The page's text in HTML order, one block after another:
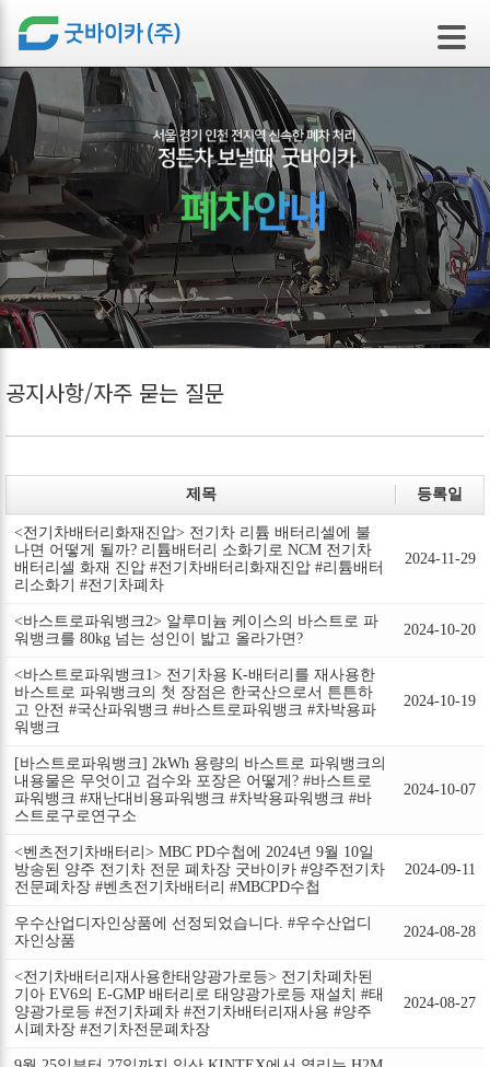
본문 바로가기
공지사항/자주 묻는 질문
제목 등록일
<전기차배터리화재진압> 전기차 리튬 배터리셀에 불
나면 어떻게 될까? 리튬배터리 소화기로 NCM 전기차
배터리셀 화재 진압 #전기차배터리화재진압 #리튬배터
리소화기 #전기차폐차
2024-11-29
<바스트로파워뱅크2> 알루미늄 케이스의 바스트로 파
워뱅크를 80kg 넘는 성인이 밟고 올라가면?
2024-10-20
<바스트로파워뱅크1> 전기차용 K-배터리를 재사용한
바스트로 파워뱅크의 첫 장점은 한국산으로서 튼튼하
고 안전 #국산파워뱅크 #바스트로파워뱅크 #차박용파
워뱅크
2024-10-19
[바스트로파워뱅크] 2kWh 용량의 바스트로 파워뱅크의
내용물은 무엇이고 검수와 포장은 어떻게? #바스트로
파워뱅크 #재난대비용파워뱅크 #차박용파워뱅크 #바
스트로구로연구소
2024-10-07
<벤츠전기차배터리> MBC PD수첩에 2024년 9월 10일
방송된 양주 전기차 전문 폐차장 굿바이카 #양주전기차
전문폐차장 #벤츠전기차배터리 #MBCPD수첩
2024-09-11
우수산업디자인상품에 선정되었습니다. #우수산업디
자인상품
2024-08-28
<전기차배터리재사용한태양광가로등> 전기차폐차된
기아 EV6의 E-GMP 배터리로 태양광가로등 재설치 #태
양광가로등 #전기차폐차 #전기차배터리재사용 #양주
시폐차장 #전기차전문폐차장
2024-08-27